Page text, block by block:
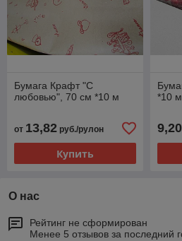
Бумага Крафт "С
любовью", 70 см *10 м
от 13,82 руб./рулон
Купить
*10
9,20
О нас
Рейтинг не сформирован
Менее 5 отзывов за последний